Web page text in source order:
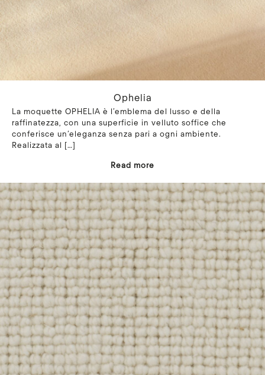
Ophelia
La moquette OPHELIA è l’emblema del lusso e della
raffinatezza, con una superficie in velluto soffice che
conferisce un’eleganza senza pari a ogni ambiente.
Realizzata al […]
Read more